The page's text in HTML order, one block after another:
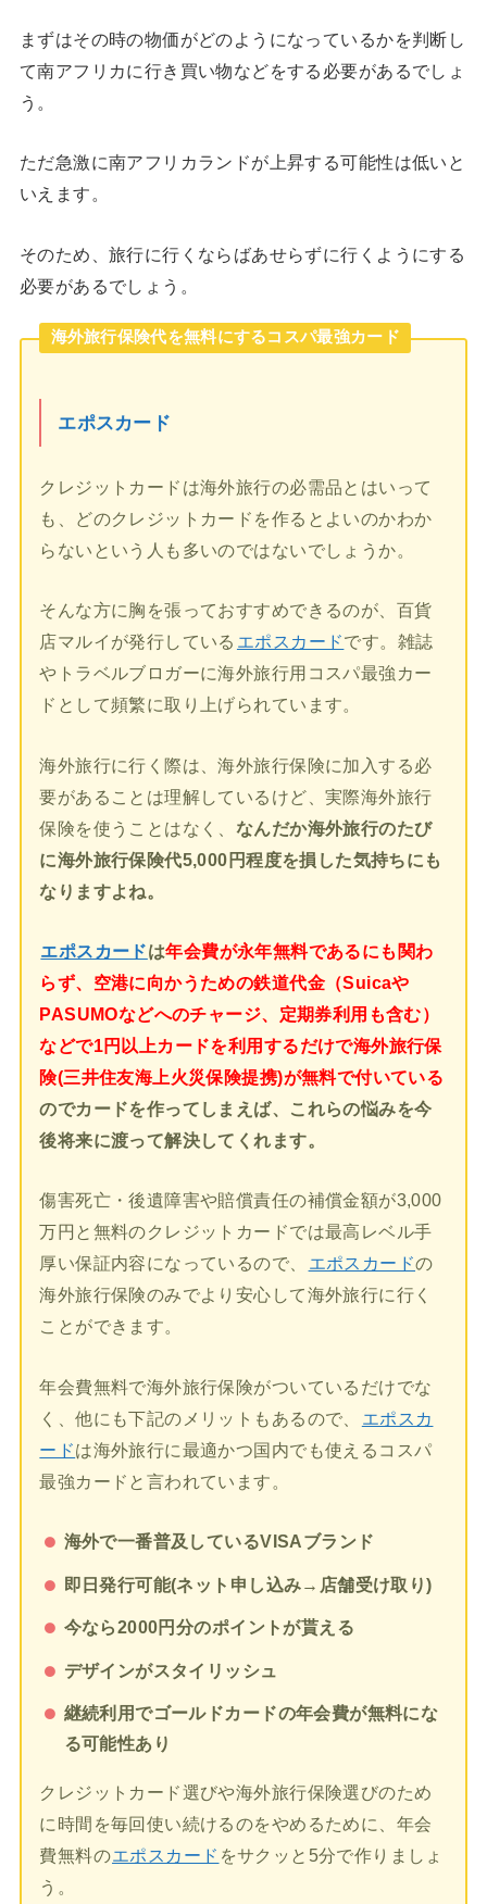
まずはその時の物価がどのようになっているかを判断し
て南アフリカに行き買い物などをする必要があるでしょ
う。
ただ急激に南アフリカランドが上昇する可能性は低いと
いえます。
そのため、旅行に行くならばあせらずに行くようにする
必要があるでしょう。
海外旅行保険代を無料にするコスパ最強カード
エポスカード
クレジットカードは海外旅行の必需品とはいって
も、どのクレジットカードを作るとよいのかわか
らないという人も多いのではないでしょうか。
そんな方に胸を張っておすすめできるのが、百貨
店マルイが発行している エポスカードです。雑誌
やトラベルブロガーに海外旅行用コスパ最強カー
ドとして頻繁に取り上げられています。
海外旅行に行く際は、海外旅行保険に加入する必
要があることは理解しているけど、実際海外旅行
保険を使うことはなく、 なんだか海外旅行のたび
に海外旅行保険代5,000円程度を損した気持ちにも
なりますよね。
エポスカードは年会費が永年無料であるにも関わ
らず、空港に向かうための鉄道代金（Suicaや
PASUMOなどへのチャージ、定期券利用も含む）
などで1円以上カードを利用するだけで海外旅行保
険(三井住友海上火災保険提携)が無料で付いている
のでカードを作ってしまえば、これらの悩みを今
後将来に渡って解決してくれます。
傷害死亡・後遺障害や賠償責任の補償金額が3,000
万円と無料のクレジットカードでは最高レベル手
厚い保証内容になっているので、
エポスカードの
海外旅行保険のみでより安心して海外旅行に行く
ことができます。
年会費無料で海外旅行保険がついているだけでな
く、他にも下記のメリットもあるので、
エポスカ
ードは海外旅行に最適かつ国内でも使えるコスパ
最強カードと言われています。
海外で一番普及しているVISAブランド
即日発行可能(ネット申し込み→店舗受け取り)
今なら2000円分のポイントが貰える
デザインがスタイリッシュ
継続利用でゴールドカードの年会費が無料にな
る可能性あり
クレジットカード選びや海外旅行保険選びのため
に時間を毎回使い続けるのをやめるために、年会
費無料のエポスカード をサクッと5分で作りましょ
う。